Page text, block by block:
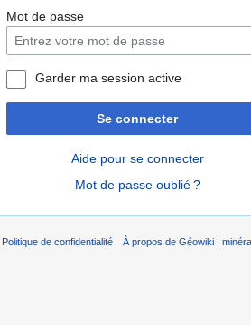
Mot de passe
Garder ma session active
Se connecter
Aide pour se connecter
Mot de passe oublié ?
Politique de confidentialité À propos de Géowiki :